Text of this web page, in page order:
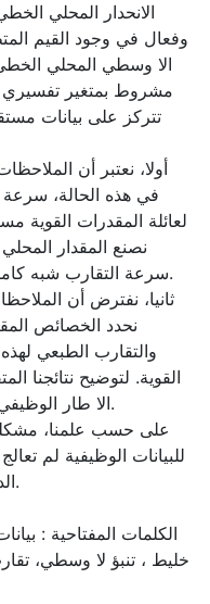
الانحدار المحلي
وفعال في وجود القيم
الا وسطي المحلي الخطي
مشروط بمتغير تفسيري
تتركز على بيانات
أولا، نعتبر أن
في هذه الحالة،
لعائلة المقدرات القوية
نصنع المقدار
سرعة التقارب شبه
ثانيا، نفترض أن
نحدد الخصائص
والتقارب الطبعي
القوية. لتوضيح نتائجنا
الا طار
على حسب علمنا،
للبيانات الوظيفية لم
الكلمات المفتاحية :